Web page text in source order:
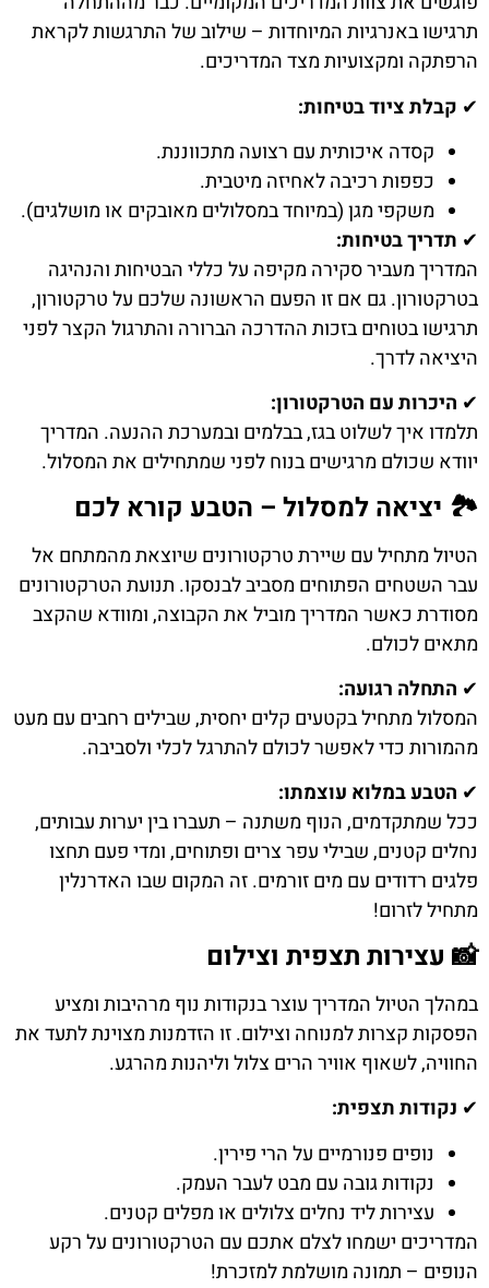
תרגישו באנרגיות המיוחדות – שילוב של התרגשות לקראת
הרפתקה ומקצועיות מצד המדריכים.
✔ קבלת ציוד בטיחות:
קסדה איכותית עם רצועה מתכווננת.
כפפות רכיבה לאחיזה מיטבית.
משקפי מגן (במיוחד במסלולים מאובקים או מושלגים).
✔ תדריך בטיחות:
המדריך מעביר סקירה מקיפה על כללי הבטיחות והנהיגה
בטרקטורון. גם אם זו הפעם הראשונה שלכם על טרקטורון,
תרגישו בטוחים בזכות ההדרכה הברורה והתרגול הקצר לפני
היציאה לדרך.
✔ היכרות עם הטרקטורון:
תלמדו איך לשלוט בגז, בבלמים ובמערכת ההנעה. המדריך
יוודא שכולם מרגישים בנוח לפני שמתחילים את המסלול.
🏞️ יציאה למסלול – הטבע קורא לכם
הטיול מתחיל עם שיירת טרקטורונים שיוצאת מהמתחם אל
עבר השטחים הפתוחים מסביב לבנסקו. תנועת הטרקטורונים
מסודרת כאשר המדריך מוביל את הקבוצה, ומוודא שהקצב
מתאים לכולם.
✔ התחלה רגועה:
המסלול מתחיל בקטעים קלים יחסית, שבילים רחבים עם מעט
מהמורות כדי לאפשר לכולם להתרגל לכלי ולסביבה.
✔ הטבע במלוא עוצמתו:
ככל שמתקדמים, הנוף משתנה – תעברו בין יערות עבותים,
נחלים קטנים, שבילי עפר צרים ופתוחים, ומדי פעם תחצו
פלגים רדודים עם מים זורמים. זה המקום שבו האדרנלין
מתחיל לזרום!
📸 עצירות תצפית וצילום
במהלך הטיול המדריך עוצר בנקודות נוף מרהיבות ומציע
הפסקות קצרות למנוחה וצילום. זו הזדמנות מצוינת לתעד את
החוויה, לשאוף אוויר הרים צלול וליהנות מהרגע.
✔ נקודות תצפית:
נופים פנורמיים על הרי פירין.
נקודות גובה עם מבט לעבר העמק.
עצירות ליד נחלים צלולים או מפלים קטנים.
המדריכים ישמחו לצלם אתכם עם הטרקטורונים על רקע
הנופים – תמונה מושלמת למזכרת!